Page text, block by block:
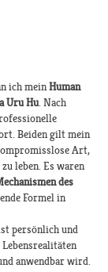
ich meinHuman
Uru Hu. Nach
Beiden gilt mein
Art,
leben. Es waren
des
Formel in
persönlich und
anwendbar wird.